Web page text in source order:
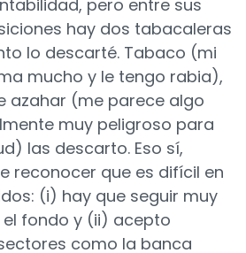
pero entre sus
hay dos tabacaleras
lo descarté. Tabaco (mi
mucho y le tengo rabia),
azahar (me parece algo
muy peligroso para
las descarto. Eso sí,
reconocer que es difícil en
(i) hay que seguir muy
fondo y (ii) acepto
como la banca